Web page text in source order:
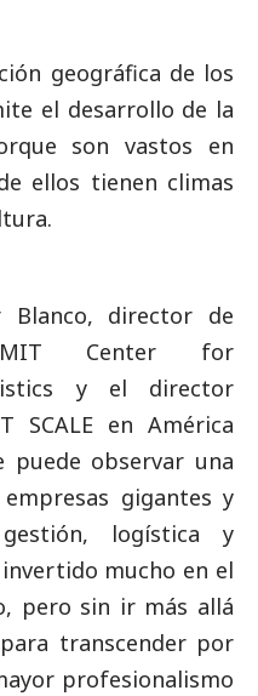
geográfica de los
el desarrollo de la
son vastos en
ellos tienen climas
Blanco, director de
Center for
y el director
en América
puede observar una
gigantes y
logística y
mucho en el
pero sin ir más allá
transcender por
profesionalismo